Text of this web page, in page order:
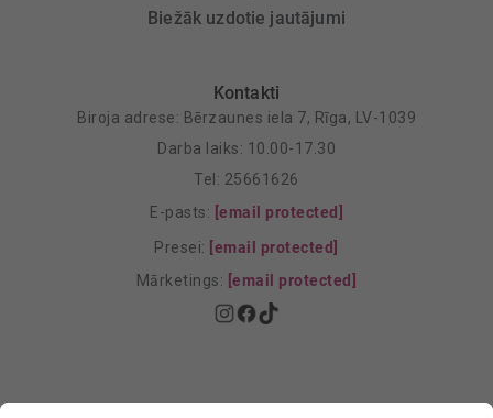
Biežāk uzdotie jautājumi
Kontakti
Biroja adrese: Bērzaunes iela 7, Rīga, LV-1039
Darba laiks: 10.00-17.30
Tel: 25661626
E-pasts: [email protected]
Presei: [email protected]
Mārketings: [email protected]